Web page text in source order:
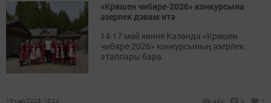
«Кряшен чибяре-2026» конкурсына
әзерлек дәвам итә
14-17 май көнне Казанда «Кряшен
чибяре-2026» конкурсының әзерлек
этаплары бара.
15 май 2026, 18:23 434 0 1